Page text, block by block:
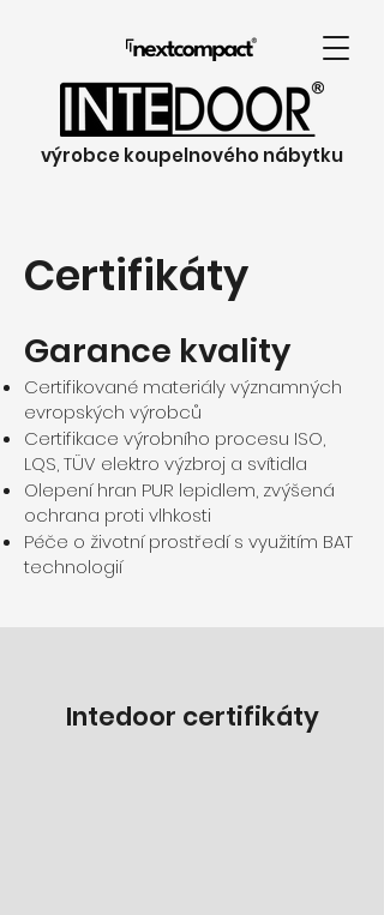
výrobce koupelnového nábytku
Certifikáty
Garance kvality
Certifikované materiály významných
evropských výrobců
Certifikace výrobního procesu ISO,
LQS, TÜV elektro výzbroj a svítidla
Olepení hran PUR lepidlem, zvýšená
ochrana proti vlhkosti
Péče o životní prostředí s využitím BAT
technologií
Intedoor certifikáty